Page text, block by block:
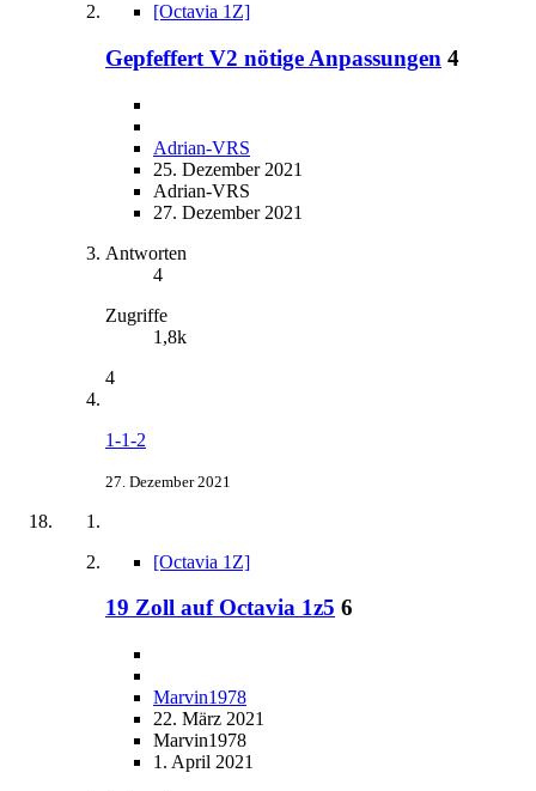
[Octavia 1Z]
Gepfeffert V2 nötige Anpassungen 4
Adrian-VRS
25. Dezember 2021
Adrian-VRS
27. Dezember 2021
Antworten
4
Zugriffe
1,8k
4
1-1-2
27. Dezember 2021
[Octavia 1Z]
19 Zoll auf Octavia 1z5 6
Marvin1978
22. März 2021
Marvin1978
1. April 2021